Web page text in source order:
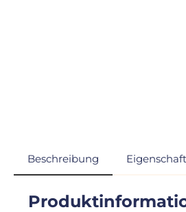
Beschreibung